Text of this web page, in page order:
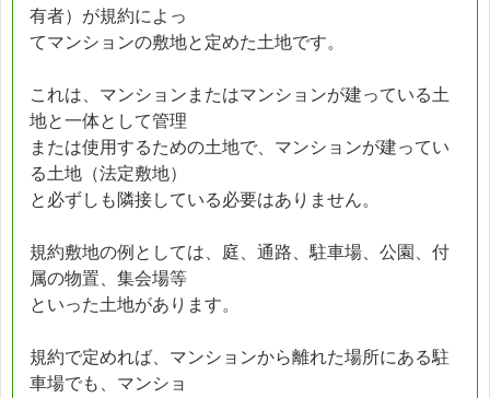
有者）が規約によっ
てマンションの敷地と定めた土地です。
これは、マンションまたはマンションが建っている土
地と一体として管理
または使用するための土地で、マンションが建ってい
る土地（法定敷地）
と必ずしも隣接している必要はありません。
規約敷地の例としては、庭、通路、駐車場、公園、付
属の物置、集会場等
といった土地があります。
規約で定めれば、マンションから離れた場所にある駐
車場でも、マンショ